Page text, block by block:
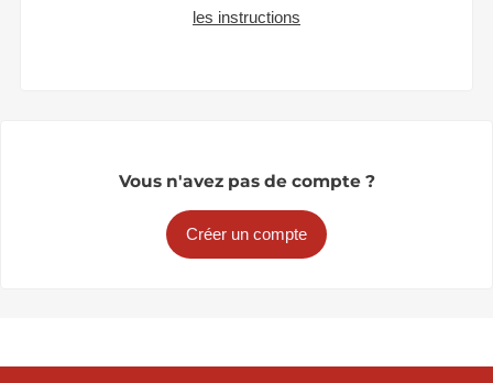
les instructions
Vous n'avez pas de compte ?
Créer un compte